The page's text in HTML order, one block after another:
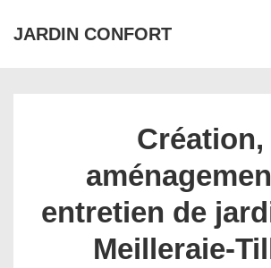
passer
JARDIN CONFORT
Création,
entretien de
Meilleraie-